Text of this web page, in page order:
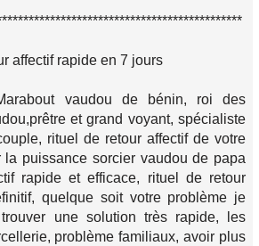
affectif rapide en 7 jours
vaudou de bénin, roi des
et grand voyant, spécialiste
rituel de retour affectif de votre
puissance sorcier vaudou de papa
rapide et efficace, rituel de retour
quelque soit votre problème je
une solution très rapide, les
problème familiaux, avoir plus